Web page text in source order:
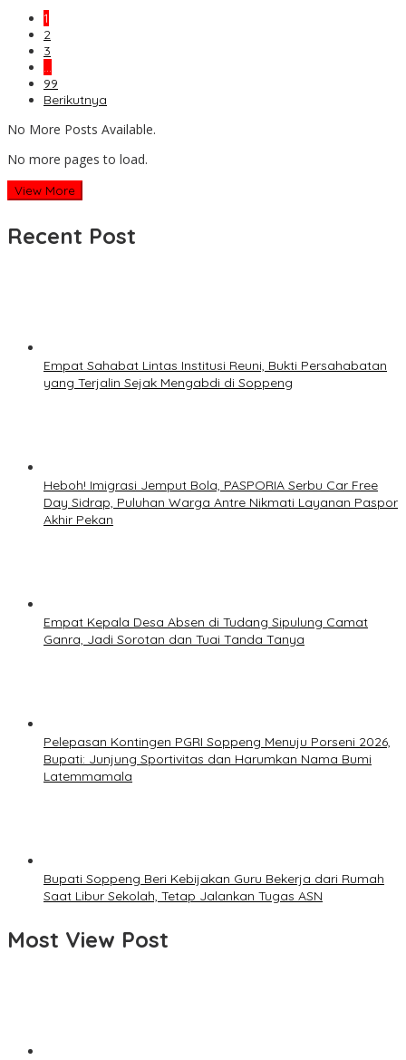
1
2
3
…
99
Berikutnya
No More Posts Available.
No more pages to load.
View More
Recent Post
Empat Sahabat Lintas Institusi Reuni, Bukti Persahabatan
yang Terjalin Sejak Mengabdi di Soppeng
Heboh! Imigrasi Jemput Bola, PASPORIA Serbu Car Free
Day Sidrap, Puluhan Warga Antre Nikmati Layanan Paspor
Akhir Pekan
Empat Kepala Desa Absen di Tudang Sipulung Camat
Ganra, Jadi Sorotan dan Tuai Tanda Tanya
Pelepasan Kontingen PGRI Soppeng Menuju Porseni 2026,
Bupati: Junjung Sportivitas dan Harumkan Nama Bumi
Latemmamala
Bupati Soppeng Beri Kebijakan Guru Bekerja dari Rumah
Saat Libur Sekolah, Tetap Jalankan Tugas ASN
Most View Post